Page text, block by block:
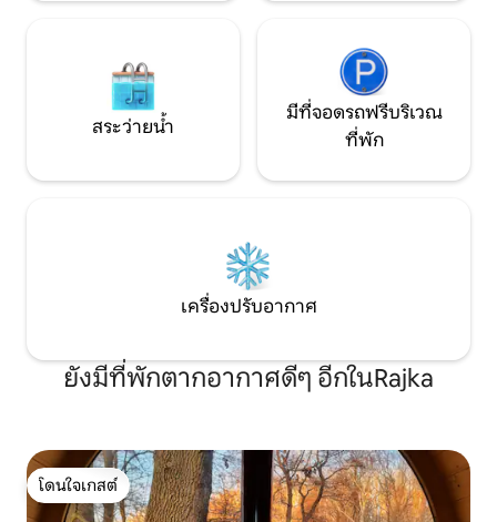
สระว่ายน้ำ
มีที่จอดรถฟรีบริเวณ
ที่พัก
เครื่องปรับอากาศ
ยังมีที่พักตากอากาศดีๆ อีกในRajka
โดนใจเกสต์
โดนใจเกสต์